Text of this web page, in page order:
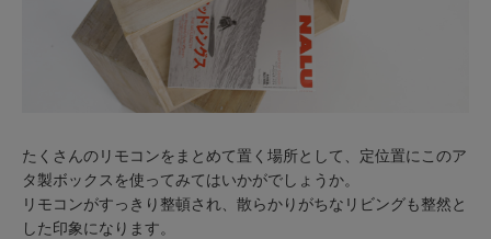
たくさんのリモコンをまとめて置く場所として、定位置にこのア
タ製ボックスを使ってみてはいかがでしょうか。
リモコンがすっきり整頓され、散らかりがちなリビングも整然と
した印象になります。